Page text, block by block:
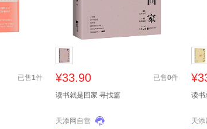
已售1件 ¥33.90 已售0件
读书就是回家 寻找篇
天添网自营
读书
天添